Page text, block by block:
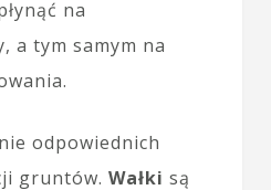
na
a tym samym na
odpowiednich
gruntów. Wałki są